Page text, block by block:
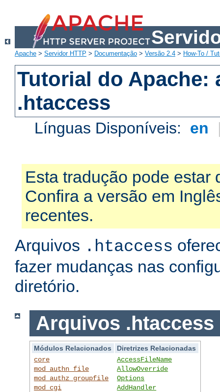
Apache > Servidor HTTP > Documentação > Versão 2.4 > How-To /
Tutorial do Apache:
.htaccess
Línguas Disponíveis: en
Esta tradução pode estar
Confira a versão em
recentes.
Arquivos .htaccess
fazer mudanças nas
diretório.
Arquivos .htaccess
Módulos Relacionados
Diretrizes Relacionadas
core
mod_authn_file
mod_authz_groupfile
mod_cgi
AccessFileName
AllowOverride
Options
AddHandler